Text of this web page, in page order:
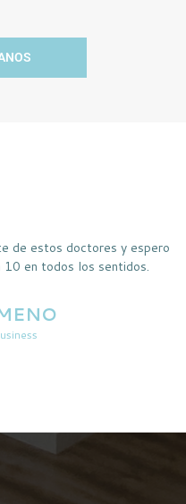
de estos doctores y espero
10 en todos los sentidos.